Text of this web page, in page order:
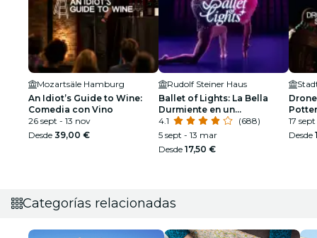
Mozartsäle Hamburg
An Idiot’s Guide to Wine:
Comedia con Vino
26 sept - 13 nov
Desde 39,00 €
Rudolf Steiner Haus
Ballet of Lights: La Bella
Durmiente en un
espectáculo deslumbrante
4.1
(688)
5 sept - 13 mar
Desde 17,50 €
17
Desde
Categorías relacionadas